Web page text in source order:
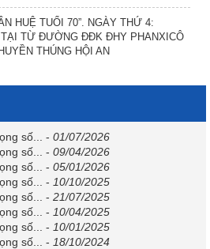
HUỆ TUỔI 70”. NGÀY THỨ 4:
TẠI TỪ ĐƯỜNG ĐĐK ĐHY PHANXICÔ
THÚNG HỘI AN
số... - 01/07/2026
số...
- 09/04/2026
số...
- 05/01/2026
số...
- 10/10/2025
số...
- 21/07/2025
số...
- 10/04/2025
số...
- 10/01/2025
số...
- 18/10/2024